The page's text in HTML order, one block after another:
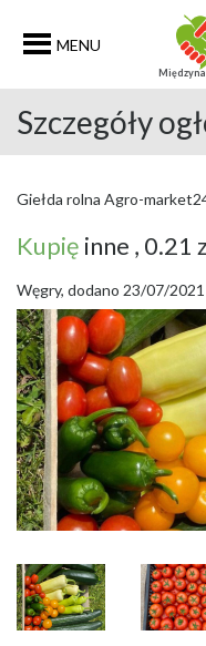
MENU
Szczegóły
Giełda rolna Agro-
Kupię inne , 0.21
Węgry, dodano 23/07/